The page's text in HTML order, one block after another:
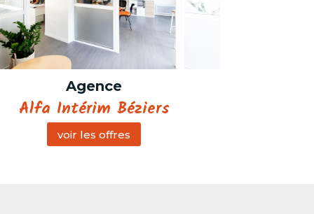
Agence
Alfa Intérim Béziers
voir les offres